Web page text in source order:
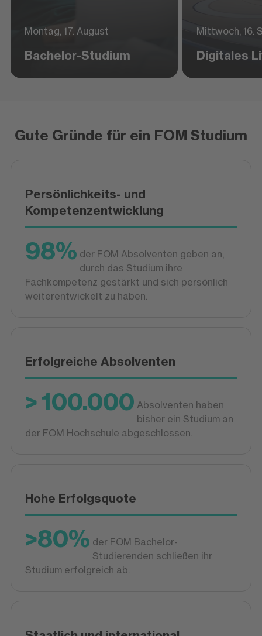
Montag, 17. August
Bachelor-Studium
Mittwoch, 16.
Digitales
Gute Gründe für ein FOM Studium
Persönlichkeits- und
Kompetenzentwicklung
98% der FOM Absolventen geben an,
durch das Studium ihre
Fachkompetenz gestärkt und sich persönlich
weiterentwickelt zu haben.
Erfolgreiche Absolventen
> 100.000 Absolventen haben
bisher ein Studium an
der FOM Hochschule abgeschlossen.
Hohe Erfolgsquote
>80% der FOM Bachelor-
Studierenden schließen ihr
Studium erfolgreich ab.